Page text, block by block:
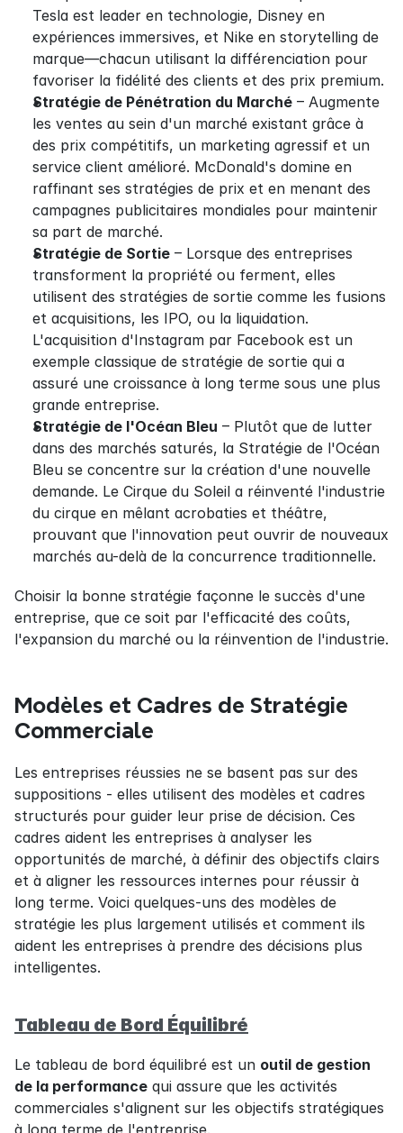
Tesla est leader en technologie, Disney en
expériences immersives, et Nike en storytelling de
marque—chacun utilisant la différenciation pour
favoriser la fidélité des clients et des prix premium.
Stratégie de Pénétration du Marché – Augmente
les ventes au sein d'un marché existant grâce à
des prix compétitifs, un marketing agressif et un
service client amélioré. McDonald's domine en
raffinant ses stratégies de prix et en menant des
campagnes publicitaires mondiales pour maintenir
sa part de marché.
Stratégie de Sortie – Lorsque des entreprises
transforment la propriété ou ferment, elles
utilisent des stratégies de sortie comme les fusions
et acquisitions, les IPO, ou la liquidation.
L'acquisition d'Instagram par Facebook est un
exemple classique de stratégie de sortie qui a
assuré une croissance à long terme sous une plus
grande entreprise.
Stratégie de l'Océan Bleu – Plutôt que de lutter
dans des marchés saturés, la Stratégie de l'Océan
Bleu se concentre sur la création d'une nouvelle
demande. Le Cirque du Soleil a réinventé l'industrie
du cirque en mêlant acrobaties et théâtre,
prouvant que l'innovation peut ouvrir de nouveaux
marchés au-delà de la concurrence traditionnelle.
Choisir la bonne stratégie façonne le succès d'une
entreprise, que ce soit par l'efficacité des coûts,
l'expansion du marché ou la réinvention de l'industrie.
Modèles et Cadres de Stratégie
Commerciale
Les entreprises réussies ne se basent pas sur des
suppositions - elles utilisent des modèles et cadres
structurés pour guider leur prise de décision. Ces
cadres aident les entreprises à analyser les
opportunités de marché, à définir des objectifs clairs
et à aligner les ressources internes pour réussir à
long terme. Voici quelques-uns des modèles de
stratégie les plus largement utilisés et comment ils
aident les entreprises à prendre des décisions plus
intelligentes.
Tableau de Bord Équilibré
Le tableau de bord équilibré est un outil de gestion
de la performance qui assure que les activités
commerciales s'alignent sur les objectifs stratégiques
à long terme de l'entreprise.